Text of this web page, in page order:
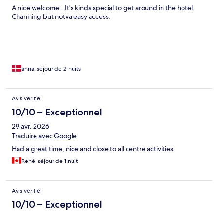
A nice welcome.. It's kinda special to get around in the hotel.
Charming but notva easy access.
anna, séjour de 2 nuits
Avis vérifié
10/10 – Exceptionnel
29 avr. 2026
Traduire avec Google
Had a great time, nice and close to all centre activities
René, séjour de 1 nuit
Avis vérifié
10/10 – Exceptionnel